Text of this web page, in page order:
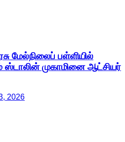
மேல்நிலைப் பள்ளியில்
ஸ்டாலின் முகாமினை ஆட்சியர்
2026